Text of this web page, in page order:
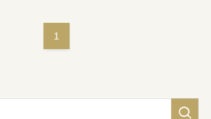
1